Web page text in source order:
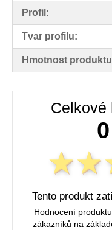
Profil:
Tvar profilu:
Hmotnost
Celkové
Tento produkt
Hodnocení
zákazníků na